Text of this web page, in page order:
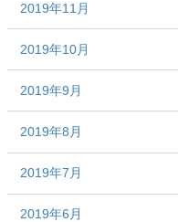
2019年11月
2019年10月
2019年9月
2019年8月
2019年7月
2019年6月